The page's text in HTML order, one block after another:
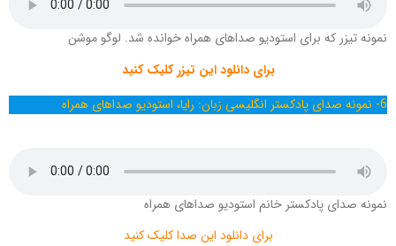
نمونه تیزر که برای استودیو صداهای همراه خوانده شد. لوگو موشن
برای دانلود این تیزر کلیک کنید
6- نمونه صدای پادکستر انگلیسی زبان: رایا، استودیو صداهای همراه
نمونه صدای پادکستر خانم استودیو صداهای همراه
برای دانلود این صدا کلیک کنید